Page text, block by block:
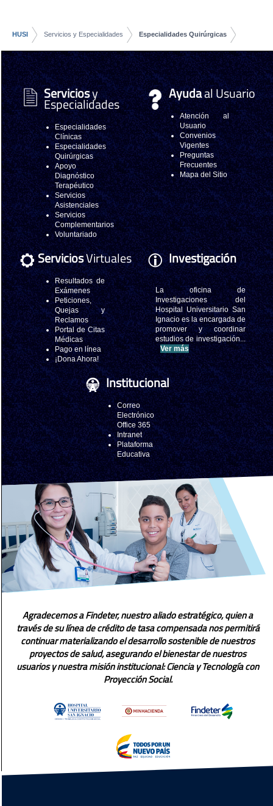
HUSI Servicios y Especialidades Especialidades Quirúrgicas
Serviciosy
Especialidades
Especialidades
Clínicas
Especialidades
Quirúrgicas
Apoyo
Diagnóstico
Terapéutico
Servicios
Asistenciales
Servicios
Complementarios
Voluntariado
Ayudaal Usuario
Atención al
Usuario
Convenios
Vigentes
Preguntas
Frecuentes
Mapa del Sitio
ServiciosVirtuales
Resultados de
Exámenes
Peticiones,
Quejas y
Reclamos
Portal de Citas
Médicas
Pago en línea
¡Dona Ahora!
Investigación
La oficina de
Investigaciones del
Hospital Universitario San
Ignacio es la encargada de
promover y coordinar
estudios de investigación...
Ver más
Institucional
Correo
Electrónico
Office 365
Intranet
Plataforma
Educativa
Agradecemos a Findeter, nuestro aliado estratégico, quien a
través de su línea de crédito de tasa compensada nos permitirá
continuar materializando el desarrollo sostenible de nuestros
proyectos de salud, asegurando el bienestar de nuestros
usuarios y nuestra misión institucional: Ciencia y Tecnología con
Proyección Social.